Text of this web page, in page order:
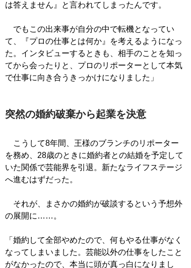
は答えません』と言われてしまったんです。
でもこの出来事が自分の中で転機となってい
て、『プロの仕事とは何か』を考えるようになっ
た。インタビューするときも、相手のことを知っ
てから会ったりと、プロのリポーターとして本気
で仕事に向き合うきっかけになりました」
突然の婚約破棄から起業を決意
こうして8年間、王様のブランチのリポーター
を務め、28歳のときに婚約者との結婚を予定して
いた関係で芸能界を引退。新たなライフステージ
へ進むはずだった。
それが、まさかの婚約が破談するという予想外
の展開に……。
「婚約して全部やめたので、何もやる仕事がなく
なってしまいました。芸能以外の仕事をしたこと
がなかったので、本当に頭が真っ白になりまし